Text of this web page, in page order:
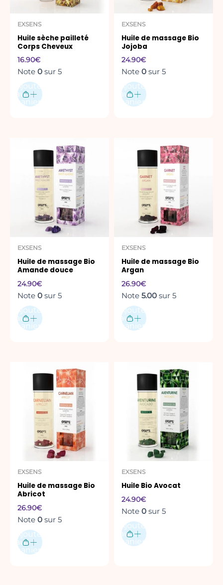
EXSENS
Huile sèche pailleté
Corps Cheveux
16.90€
Note 0 sur 5
Ajouter
au
panier
EXSENS
Huile de massage Bio
Jojoba
24.90€
Note 0 sur 5
Ajouter
au
panier
EXSENS
Huile de massage Bio
Amande douce
24.90€
Note 0 sur 5
Ajouter
au
panier
EXSENS
Huile de massage Bio
Argan
26.90€
Note 5.00 sur 5
Ajouter
au
panier
EXSENS
Huile de massage Bio
Abricot
26.90€
Note 0 sur 5
Ajouter
au
panier
EXSENS
Huile Bio Avocat
24.90€
Note 0 sur 5
Ajouter
au
panier